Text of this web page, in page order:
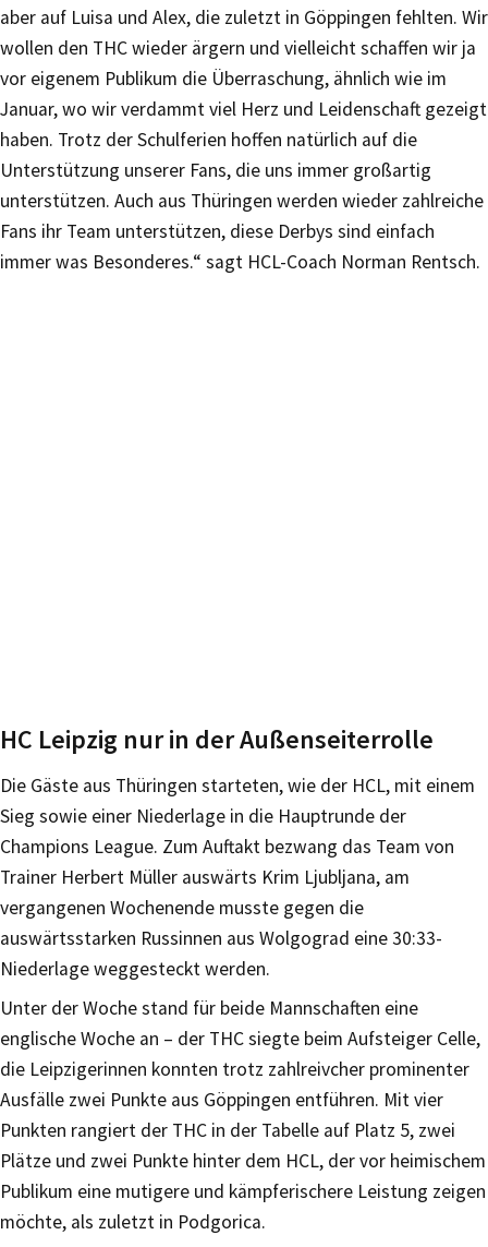
aber auf Luisa und Alex, die zuletzt in Göppingen fehlten. Wir
wollen den THC wieder ärgern und vielleicht schaffen wir ja
vor eigenem Publikum die Überraschung, ähnlich wie im
Januar, wo wir verdammt viel Herz und Leidenschaft gezeigt
haben. Trotz der Schulferien hoffen natürlich auf die
Unterstützung unserer Fans, die uns immer großartig
unterstützen. Auch aus Thüringen werden wieder zahlreiche
Fans ihr Team unterstützen, diese Derbys sind einfach
immer was Besonderes.“ sagt HCL-Coach Norman Rentsch.
HC Leipzig nur in der Außenseiterrolle
Die Gäste aus Thüringen starteten, wie der HCL, mit einem
Sieg sowie einer Niederlage in die Hauptrunde der
Champions League. Zum Auftakt bezwang das Team von
Trainer Herbert Müller auswärts Krim Ljubljana, am
vergangenen Wochenende musste gegen die
auswärtsstarken Russinnen aus Wolgograd eine 30:33-
Niederlage weggesteckt werden.
Unter der Woche stand für beide Mannschaften eine
englische Woche an – der THC siegte beim Aufsteiger Celle,
die Leipzigerinnen konnten trotz zahlreivcher prominenter
Ausfälle zwei Punkte aus Göppingen entführen. Mit vier
Punkten rangiert der THC in der Tabelle auf Platz 5, zwei
Plätze und zwei Punkte hinter dem HCL, der vor heimischem
Publikum eine mutigere und kämpferischere Leistung zeigen
möchte, als zuletzt in Podgorica.